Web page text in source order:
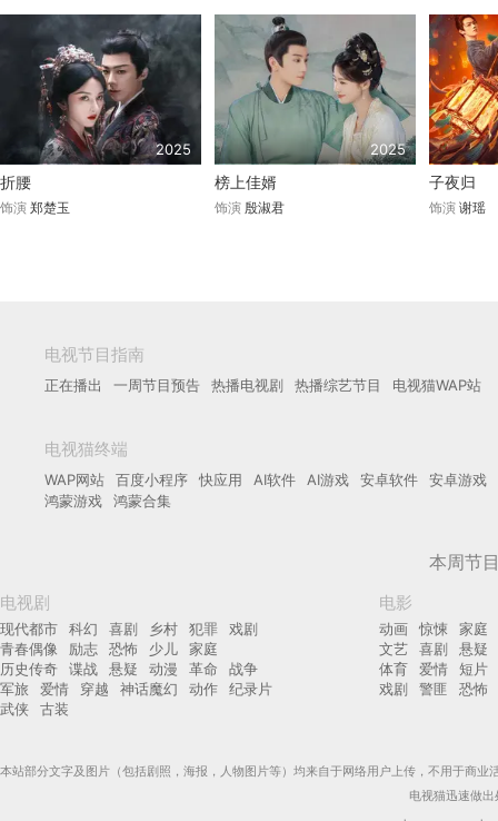
2025
折腰
饰演 郑楚玉
2025
榜上佳婿
饰演 殷淑君
子夜归
饰演 谢瑶
电视节目指南
正在播出 一周节目预告 热播电视剧 热播综艺节目 电视猫WAP站
电视猫终端
WAP网站 百度小程序 快应用 AI软件 AI游戏 安卓软件
安卓游戏
鸿蒙游戏
鸿蒙合集
本周节
电视剧
现代都市 科幻 喜剧 乡村 犯罪
戏剧
青春偶像
励志 恐怖 少儿
家庭
历史传奇
谍战 悬疑 动漫 革命
战争
军旅
爱情 穿越 神话魔幻 动作
纪录片
武侠
古装
电影
动画 惊悚
家庭
文艺
喜剧
悬疑
体育
爱情
短片
戏剧
警匪 恐怖
本站部分文字及图片（包括剧照，海报，人物图片等）均来自于网络用户上传，不用于商
电视猫迅速做